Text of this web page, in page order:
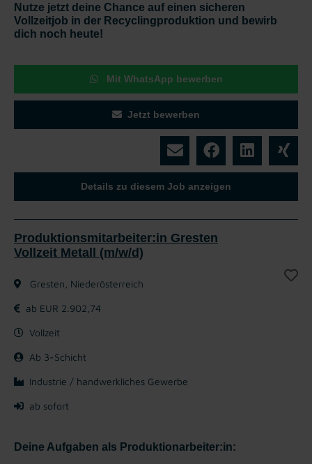
Nutze jetzt deine Chance auf einen sicheren
Vollzeitjob in der Recyclingproduktion und bewirb
dich noch heute!
Mit WhatsApp bewerben
Jetzt bewerben
Details zu diesem Job anzeigen
Produktionsmitarbeiter:in Gresten
Vollzeit Metall (m/w/d)
Gresten, Niederösterreich
ab EUR 2.902,74
Vollzeit
Ab 3-Schicht
Industrie / handwerkliches Gewerbe
ab sofort
Deine Aufgaben als Produktionarbeiter:in: